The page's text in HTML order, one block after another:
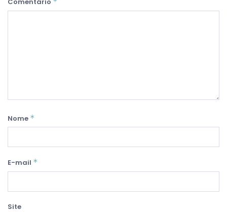
Comentário
Nome *
E-mail *
Site